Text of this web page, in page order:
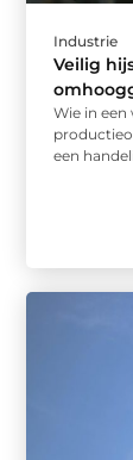
Industrie
Veilig
Wie in
een